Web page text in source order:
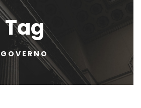
Tag
GOVERNO